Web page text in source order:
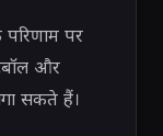
पर
और
सकते हैं।